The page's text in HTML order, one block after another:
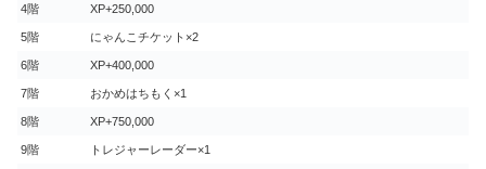
4階 XP+250,000
5階 にゃんこチケット×2
6階 XP+400,000
7階 おかめはちもく×1
8階 XP+750,000
9階 トレジャーレーダー×1